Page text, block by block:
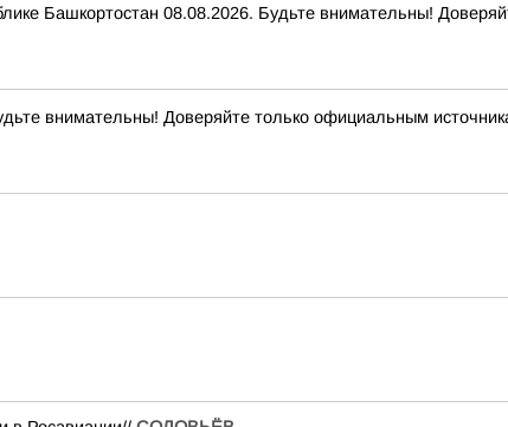
Башкортостан 08.08.2026. Будьте внимательны!
внимательны! Доверяйте только официальным